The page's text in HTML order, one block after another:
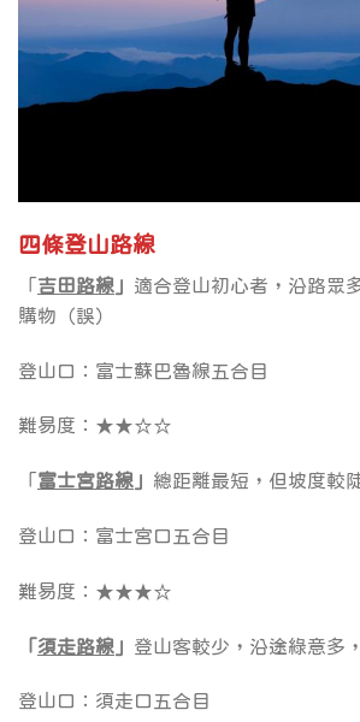
四條登山路線
「吉田路線」 適合登山初心者，沿路眾
購物（誤）
登山口：富士蘇巴魯線五合目
難易度：★★☆☆
「富士宮路線」 總距離最短，但坡度較
登山口：富士宮口五合目
難易度：★★★☆
「須走路線」 登山客較少，沿途綠意多
登山口：須走口五合目